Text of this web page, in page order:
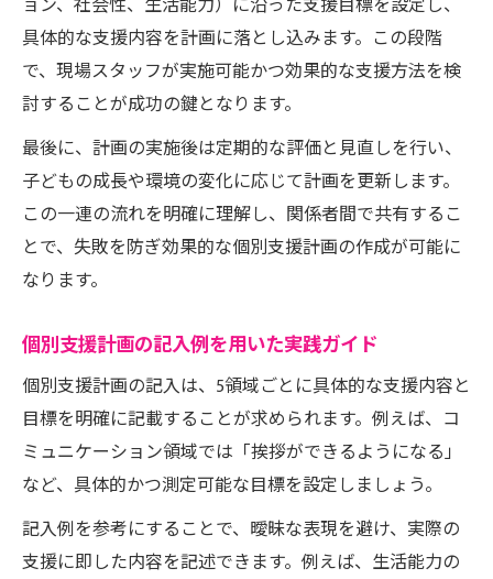
ョン、社会性、生活能力）に沿った支援目標を設定し、
具体的な支援内容を計画に落とし込みます。この段階
で、現場スタッフが実施可能かつ効果的な支援方法を検
討することが成功の鍵となります。
最後に、計画の実施後は定期的な評価と見直しを行い、
子どもの成長や環境の変化に応じて計画を更新します。
この一連の流れを明確に理解し、関係者間で共有するこ
とで、失敗を防ぎ効果的な個別支援計画の作成が可能に
なります。
個別支援計画の記入例を用いた実践ガイド
個別支援計画の記入は、5領域ごとに具体的な支援内容と
目標を明確に記載することが求められます。例えば、コ
ミュニケーション領域では「挨拶ができるようになる」
など、具体的かつ測定可能な目標を設定しましょう。
記入例を参考にすることで、曖昧な表現を避け、実際の
支援に即した内容を記述できます。例えば、生活能力の